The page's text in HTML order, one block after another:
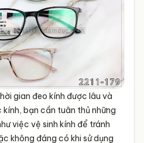
gian đeo kính được lâu và
bạn cần tuân thủ những
việc vệ sinh kính để tránh
không đáng có khi sử dụng